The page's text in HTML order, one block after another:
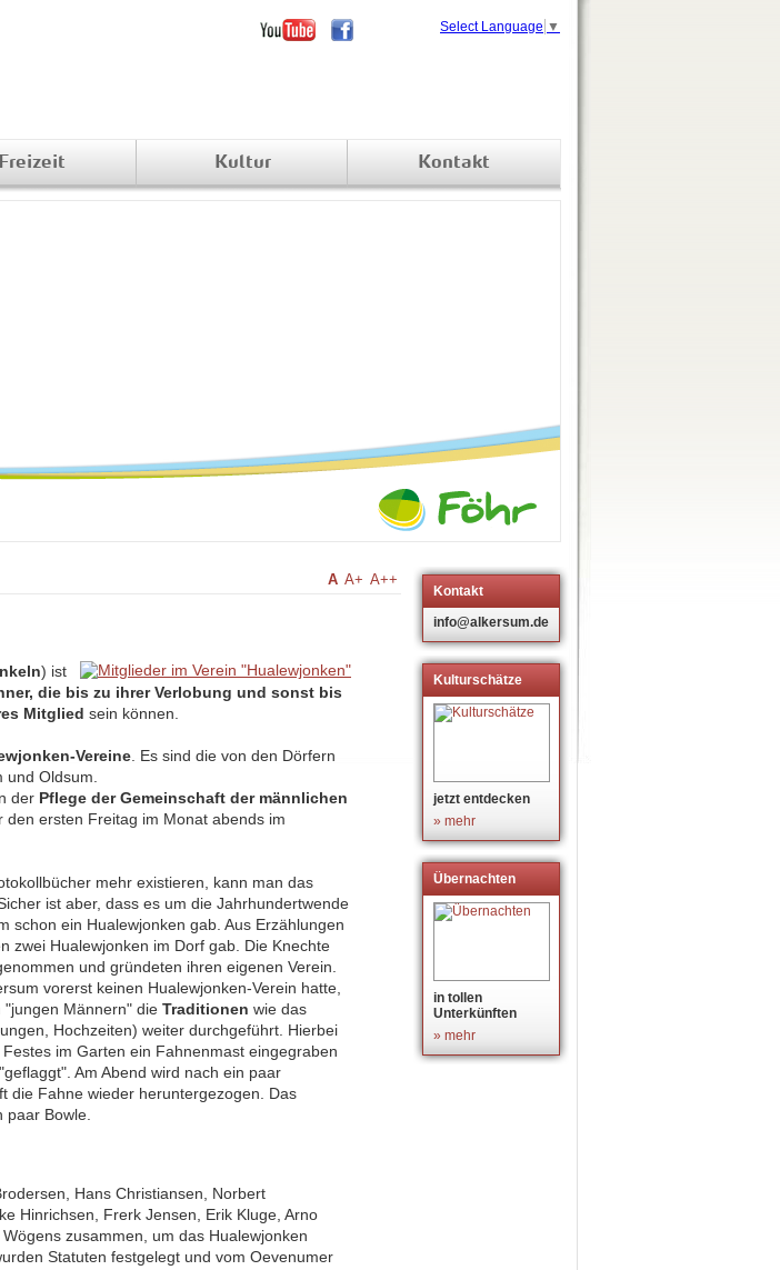
Freizeit Kultur Kontakt
A A+ A++
) ist
die bis zu ihrer Verlobung und sonst bis
Mitglied sein können.
Vereine . Es sind die von den Dörfern
Oldsum.
der Pflege der Gemeinschaft der männlichen
den ersten Freitag im Monat abends im
mehr existieren, kann man das
ist aber, dass es um die Jahrhundertwende
schon ein Hualewjonken gab. Aus Erzählungen
zwei Hualewjonken im Dorf gab. Die Knechte
und gründeten ihren eigenen Verein.
vorerst keinen Hualewjonken-Verein hatte,
Männern" die Traditionen wie das
Hochzeiten) weiter durchgeführt. Hierbei
im Garten ein Fahnenmast eingegraben
Am Abend wird nach ein paar
die Fahne wieder heruntergezogen. Das
Bowle.
Hans Christiansen, Norbert
Hinrichsen, Frerk Jensen, Erik Kluge, Arno
zusammen, um das Hualewjonken
Statuten festgelegt und vom Oevenumer
Kontakt
info@alkersum.de
Kulturschätze
jetzt entdecken
» mehr
Übernachten
in tollen
Unterkünften
» mehr
Select Language ▼